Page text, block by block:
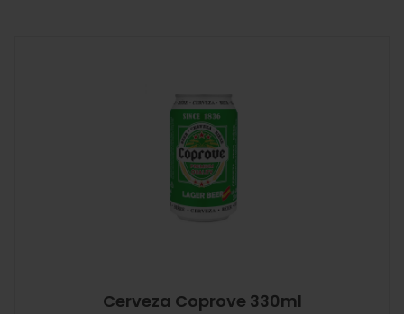
Cerveza Coprove 330ml